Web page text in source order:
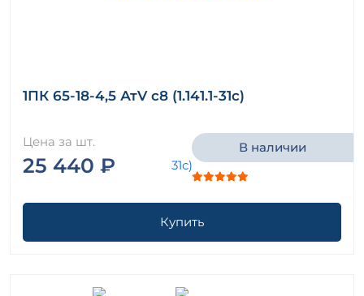
1ПК 65-18-4,5 АтV с8 (1.141.1-31с)
Цена за шт.
25 440 ₽
В наличии
Купить